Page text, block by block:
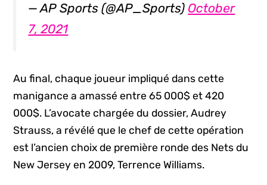
— AP Sports (@AP_Sports) October
7, 2021
Au final, chaque joueur impliqué dans cette
manigance a amassé entre 65 000$ et 420
000$. L’avocate chargée du dossier, Audrey
Strauss, a révélé que le chef de cette opération
est l’ancien choix de première ronde des Nets du
New Jersey en 2009, Terrence Williams.